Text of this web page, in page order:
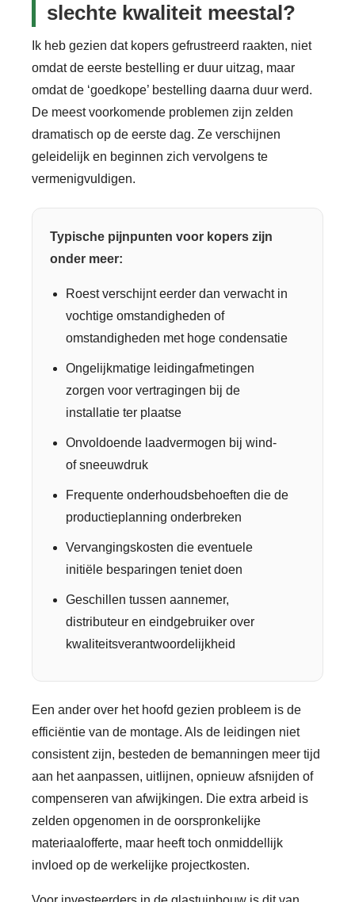
slechte kwaliteit meestal?
Ik heb gezien dat kopers gefrustreerd raakten, niet
omdat de eerste bestelling er duur uitzag, maar
omdat de ‘goedkope’ bestelling daarna duur werd.
De meest voorkomende problemen zijn zelden
dramatisch op de eerste dag. Ze verschijnen
geleidelijk en beginnen zich vervolgens te
vermenigvuldigen.
Typische pijnpunten voor kopers zijn
onder meer:
Roest verschijnt eerder dan verwacht in
vochtige omstandigheden of
omstandigheden met hoge condensatie
Ongelijkmatige leidingafmetingen
zorgen voor vertragingen bij de
installatie ter plaatse
Onvoldoende laadvermogen bij wind-
of sneeuwdruk
Frequente onderhoudsbehoeften die de
productieplanning onderbreken
Vervangingskosten die eventuele
initiële besparingen teniet doen
Geschillen tussen aannemer,
distributeur en eindgebruiker over
kwaliteitsverantwoordelijkheid
Een ander over het hoofd gezien probleem is de
efficiëntie van de montage. Als de leidingen niet
consistent zijn, besteden de bemanningen meer tijd
aan het aanpassen, uitlijnen, opnieuw afsnijden of
compenseren van afwijkingen. Die extra arbeid is
zelden opgenomen in de oorspronkelijke
materiaalofferte, maar heeft toch onmiddellijk
invloed op de werkelijke projectkosten.